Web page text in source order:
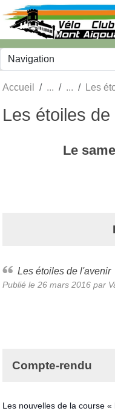
Accueil Les
Les étoiles
Le
Les étoiles de l'avenir
Publié le 26 mars 2016 par
Compte-rendu
Les nouvelles de la course «
Panneau de gestion des